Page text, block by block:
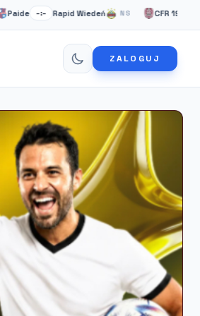
–:– Rapid Wiedeń NS CFR 1907 Cluj
ZALOGUJ